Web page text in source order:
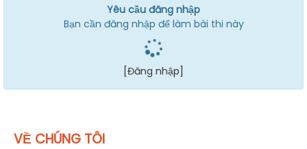
Yêu cầu đăng nhập
Bạn cần đăng nhập để làm bài thi này
[Đăng nhập]
VỀ CHÚNG TÔI